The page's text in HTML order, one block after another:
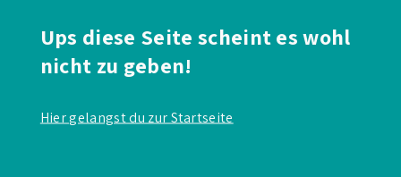
Ups diese Seite scheint es wohl
nicht zu geben!
Hier gelangst du zur Startseite